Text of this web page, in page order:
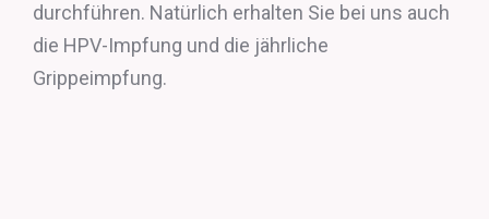
durchführen. Natürlich erhalten Sie bei uns auch
die HPV-Impfung und die jährliche
Grippeimpfung.